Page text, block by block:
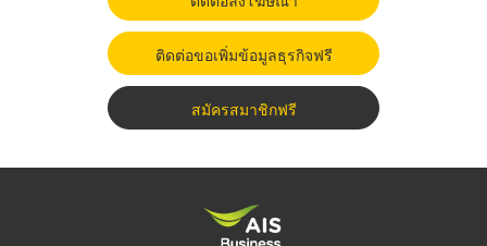
ติดต่อขอเพิ่มข้อมูลธุรกิจฟรี
สมัครสมาชิกฟรี